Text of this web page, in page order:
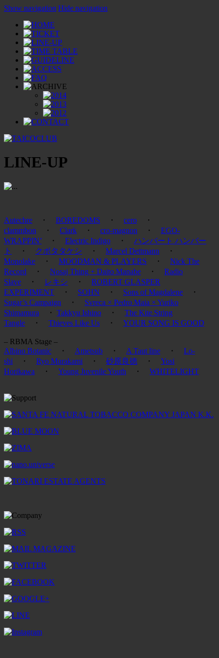
Show navigation Hide navigation
LINE-UP
Autechre ・ BOREDOMS ・ cero
・
clammbon
・ Clark ・ cro-magnon ・
EGO-
WRAPPIN’
・ Electric Indigo ・
ハンバート ハンバー
ト
・ クボタタケシ ・ Marcel Dettmann
・
Monolake
・ MOODMAN & PLAYERS ・
Nick The
Record
・ Nosaj Thing + Daito Manabe ・
Radio
Slave
・ レキシ ・
ROBERT GLASPER
EXPERIMENT
・ SOHN ・ Sons of Magdalene
・
Sugar’s Campaign
・
Svreca × Pedro Maia × Yuriko
Shimamura
・ Takkyu Ishino ・
The Kite String
Tangle
・ Thieves Like Us ・ YOUR SONG IS GOOD
– RBMA Stage –
Albino Botanic
・ Ametsub ・ A Taut line ・
Lo-
shi
・ Ryo Murakami ・ 砂原良徳 ・
Yosi
Horikawa
・ Young Juvenile Youth ・ WHITELIGHT